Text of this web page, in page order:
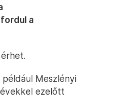
a
például Meszlényi
ezelőtt